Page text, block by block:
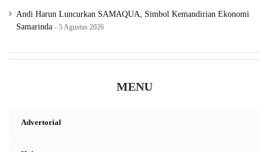
Andi Harun Luncurkan SAMAQUA, Simbol Kemandirian Ekonomi
Samarinda
5 Agustus 2026
MENU
Advertorial